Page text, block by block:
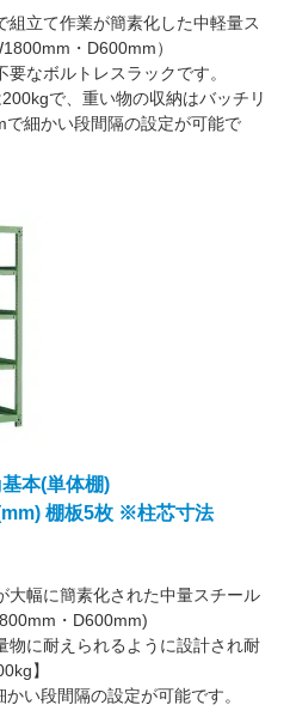
組立て作業が簡素化した中軽量ス
・D600mm）
なボルトレスラックです。
で、重い物の収納はバッチリ
細かい段間隔の設定が可能で
本(単体棚)
棚板5枚 ※柱芯寸法
大幅に簡素化された中量スチール
・D600mm)
物に耐えられるように設計され耐
】
い段間隔の設定が可能です。